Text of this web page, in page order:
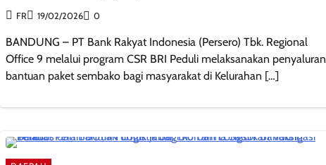
FR 19/02/2026 0
​BANDUNG – PT Bank Rakyat Indonesia (Persero) Tbk. Regional
Office 9 melalui program CSR BRI Peduli melaksanakan penyaluran
bantuan paket sembako bagi masyarakat di Kelurahan […]